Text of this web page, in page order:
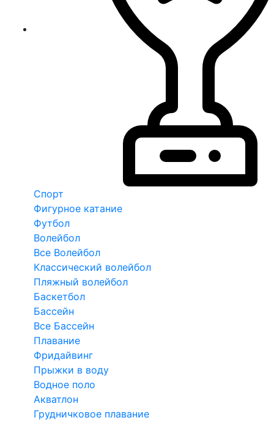
Спорт
Фигурное катание
Футбол
Волейбол
Все Волейбол
Классический волейбол
Пляжный волейбол
Баскетбол
Бассейн
Все Бассейн
Плавание
Фридайвинг
Прыжки в воду
Водное поло
Акватлон
Грудничковое плавание